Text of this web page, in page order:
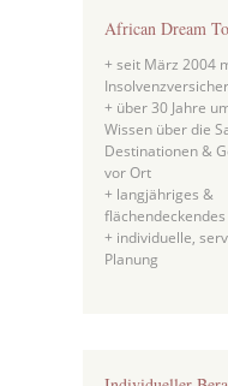
African Dream
+ seit März 2004
+ über 30 Jahre
Wissen über die
Destinationen &
vor Ort
+ langjähriges &
+ individuelle,
Planung